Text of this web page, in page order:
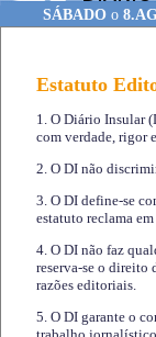
SÁBADOo
Estatuto
1. O Diário Insular
com verdade, rigor
2. O DI não
3. O DI define-se
estatuto reclama
4. O DI não faz
reserva-se o direito
razões editoriais.
5. O DI garante o